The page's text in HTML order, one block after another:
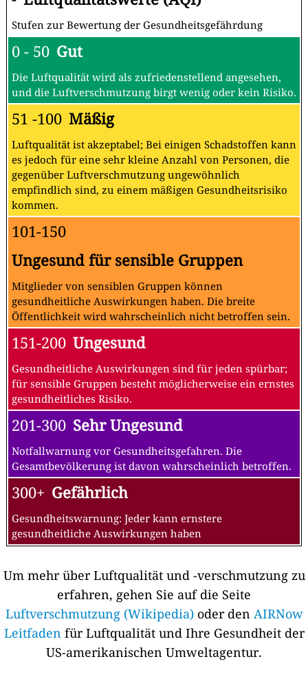
Stufen zur Bewertung der Gesundheitsgefährdung
0 - 50 Gut
Die Luftqualität wird als zufriedenstellend angesehen,
und die Luftverschmutzung birgt wenig oder kein Risiko.
51 -100 Mäßig
Luftqualität ist akzeptabel; Bei einigen Schadstoffen kann
es jedoch für eine sehr kleine Anzahl von Personen, die
gegenüber Luftverschmutzung ungewöhnlich
empfindlich sind, zu einem mäßigen Gesundheitsrisiko
kommen.
101-150
Ungesund für sensible Gruppen
Mitglieder von sensiblen Gruppen können
gesundheitliche Auswirkungen haben. Die breite
Öffentlichkeit wird wahrscheinlich nicht betroffen sein.
151-200 Ungesund
Gesundheitliche Auswirkungen sind für jeden spürbar;
für sensible Gruppen besteht möglicherweise ein ernstes
gesundheitliches Risiko.
201-300 Sehr Ungesund
Notfallwarnung vor Gesundheitsgefahren. Die
Gesamtbevölkerung ist davon wahrscheinlich betroffen.
300+ Gefährlich
Gesundheitswarnung: Jeder kann ernstere
gesundheitliche Auswirkungen haben
Um mehr über Luftqualität und -verschmutzung zu
erfahren, gehen Sie auf die Seite
Luftverschmutzung (Wikipedia)oder den AIRNow
Leitfaden für Luftqualität und Ihre Gesundheit der
US-amerikanischen Umweltagentur.